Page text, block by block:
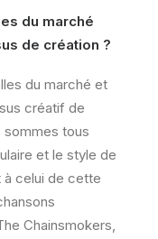
du marché
de création ?
du marché et
créatif de
sommes tous
et le style de
à celui de cette
Chainsmokers,